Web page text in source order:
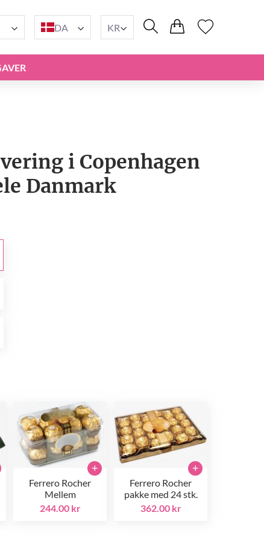
DA KR
i Copenhagen
Danmark
Ferrero Rocher
Mellem
244.00 kr
+
Ferrero Rocher
pakke med 24 stk.
362.00 kr
+